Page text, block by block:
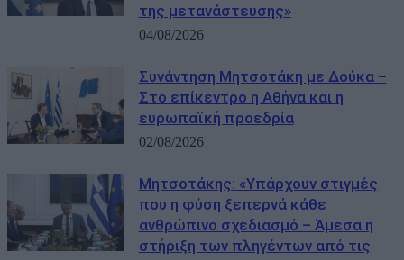
της μετανάστευσης»
04/08/2026
Συνάντηση Μητσοτάκη με Δούκα –
Στο επίκεντρο η Αθήνα και η
ευρωπαϊκή προεδρία
02/08/2026
Μητσοτάκης: «Υπάρχουν στιγμές
που η φύση ξεπερνά κάθε
ανθρώπινο σχεδιασμό – Άμεσα η
στήριξη των πληγέντων από τις